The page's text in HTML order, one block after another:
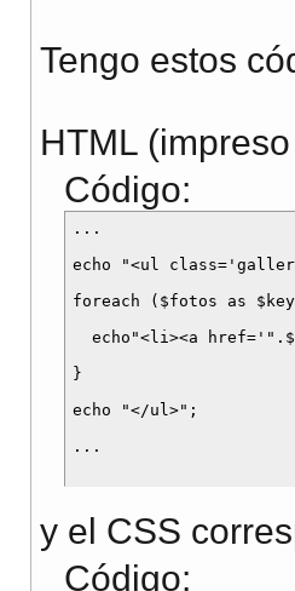
Tengo estos
HTML
Código:
...
echo "<ul
foreach ($fotos as
echo"<li><a
}
echo "</ul>";
y el CSS
Código: